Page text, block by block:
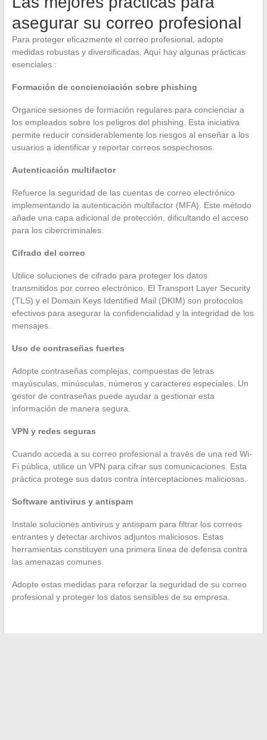
asegurar su correo profesional
Para proteger eficazmente el correo profesional, adopte
medidas robustas y diversificadas. Aquí hay algunas prácticas
esenciales :
Formación de concienciación sobre phishing
Organice sesiones de formación regulares para concienciar a
los empleados sobre los peligros del phishing. Esta iniciativa
permite reducir considerablemente los riesgos al enseñar a los
usuarios a identificar y reportar correos sospechosos.
Autenticación multifactor
Refuerce la seguridad de las cuentas de correo electrónico
implementando la autenticación multifactor (MFA). Este método
añade una capa adicional de protección, dificultando el acceso
para los cibercriminales.
Cifrado del correo
Utilice soluciones de cifrado para proteger los datos
transmitidos por correo electrónico. El Transport Layer Security
(TLS) y el Domain Keys Identified Mail (DKIM) son protocolos
efectivos para asegurar la confidencialidad y la integridad de los
mensajes.
Uso de contraseñas fuertes
Adopte contraseñas complejas, compuestas de letras
mayúsculas, minúsculas, números y caracteres especiales. Un
gestor de contraseñas puede ayudar a gestionar esta
información de manera segura.
VPN y redes seguras
Cuando acceda a su correo profesional a través de una red Wi-
Fi pública, utilice un VPN para cifrar sus comunicaciones. Esta
práctica protege sus datos contra interceptaciones maliciosas.
Software antivirus y antispam
Instale soluciones antivirus y antispam para filtrar los correos
entrantes y detectar archivos adjuntos maliciosos. Estas
herramientas constituyen una primera línea de defensa contra
las amenazas comunes.
Adopte estas medidas para reforzar la seguridad de su correo
profesional y proteger los datos sensibles de su empresa.